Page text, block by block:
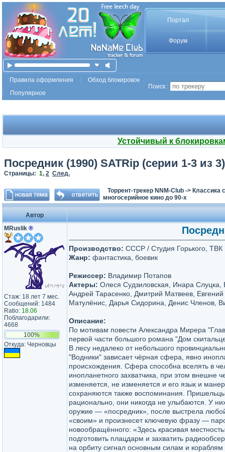
Портал
Форум
Правила оформления
Обход блокировок
Популярное
Поиск :
Устойчивый к
Посредник (1990) SATRip (серии 1-3 из 3)
Страницы: 1, 2 След.
Торрент-трекер NNM-Club -> Классика
многосерийное кино до 90-х
Автор
MRuslik ®
Стаж: 18 лет 7 мес.
Сообщений: 1484
Ratio: 18.06
Поблагодарили:
4668
100%
Откуда: Черновцы
Производство: СССР / Студия Горького, ТВК
Жанр: фантастика, боевик
Режиссер: Владимир Потапов
Актеры: Олеся Судзиловская, Инара Слуцка,
Андрей Тарасенко, Дмитрий Матвеев, Евгений
Матулёнис, Дарья Сидорина, Денис Членов,
Описание:
По мотивам повести Александра Мирера
первой части большого романа "Дом
В лесу недалеко от небольшого
"Водники" зависает чёрная сфера, явно
происхождения. Сфера способна вселять в
инопланетного захватчика, при этом внешне
изменяется, не изменяется и его язык и
сохраняются также воспоминания. Пришельцы
рационально, они никогда не улыбаются. У
оружие — «посредник», после выстрела
«своим» и произнесет ключевую фразу —
новообращённого: «Здесь красивая
подготовить плацдарм и захватить
на орбиту сигнал основным силам и